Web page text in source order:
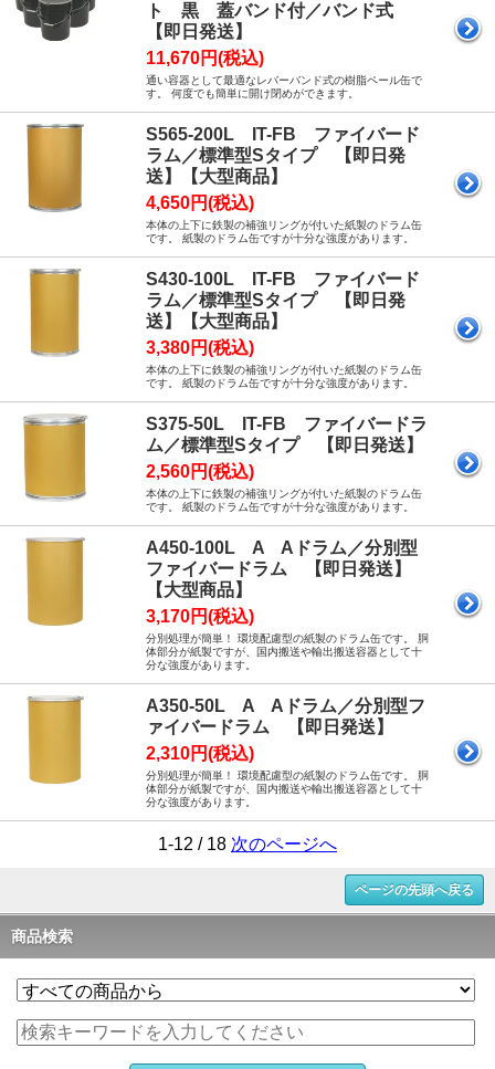
ト 黒 蓋バンド付／バンド式
【即日発送】
11,670円(税込)
通い容器として最適なレバーバンド式の樹脂ペール缶で
す。 何度でも簡単に開け閉めができます。
S565-200L IT-FB ファイバード
ラム／標準型Sタイプ 【即日発
送】【大型商品】
4,650円(税込)
本体の上下に鉄製の補強リングが付いた紙製のドラム缶
です。 紙製のドラム缶ですが十分な強度があります。
S430-100L IT-FB ファイバード
ラム／標準型Sタイプ 【即日発
送】【大型商品】
3,380円(税込)
本体の上下に鉄製の補強リングが付いた紙製のドラム缶
です。 紙製のドラム缶ですが十分な強度があります。
S375-50L IT-FB ファイバードラ
ム／標準型Sタイプ 【即日発送】
2,560円(税込)
本体の上下に鉄製の補強リングが付いた紙製のドラム缶
です。 紙製のドラム缶ですが十分な強度があります。
A450-100L A Aドラム／分別型
ファイバードラム 【即日発送】
【大型商品】
3,170円(税込)
分別処理が簡単！ 環境配慮型の紙製のドラム缶です。 胴
体部分が紙製ですが、国内搬送や輸出搬送容器として十
分な強度があります。
A350-50L A Aドラム／分別型フ
ァイバードラム 【即日発送】
2,310円(税込)
分別処理が簡単！ 環境配慮型の紙製のドラム缶です。 胴
体部分が紙製ですが、国内搬送や輸出搬送容器として十
分な強度があります。
1-12 / 18 次のページへ
ページの先頭へ戻る
商品検索